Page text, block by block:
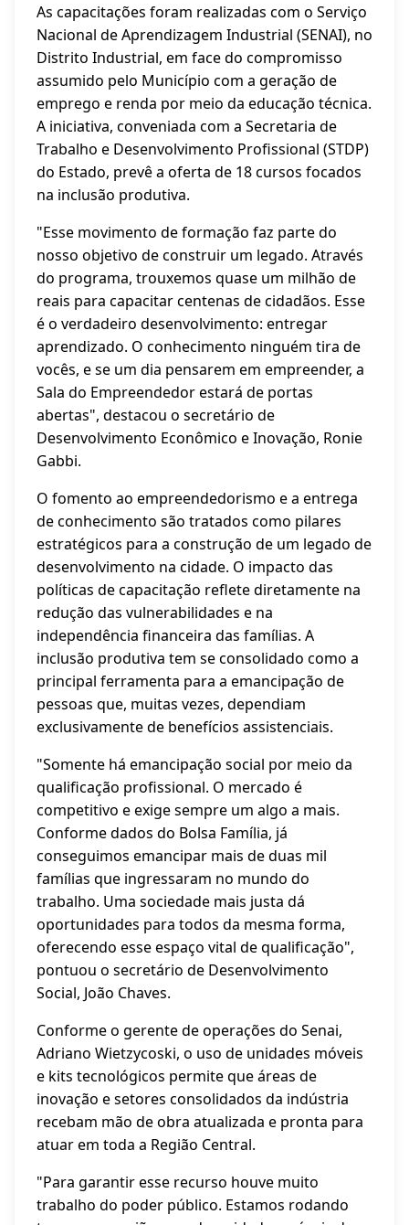
As capacitações foram realizadas com o Serviço
Nacional de Aprendizagem Industrial (SENAI), no
Distrito Industrial, em face do compromisso
assumido pelo Município com a geração de
emprego e renda por meio da educação técnica.
A iniciativa, conveniada com a Secretaria de
Trabalho e Desenvolvimento Profissional (STDP)
do Estado, prevê a oferta de 18 cursos focados
na inclusão produtiva.
"Esse movimento de formação faz parte do
nosso objetivo de construir um legado. Através
do programa, trouxemos quase um milhão de
reais para capacitar centenas de cidadãos. Esse
é o verdadeiro desenvolvimento: entregar
aprendizado. O conhecimento ninguém tira de
vocês, e se um dia pensarem em empreender, a
Sala do Empreendedor estará de portas
abertas", destacou o secretário de
Desenvolvimento Econômico e Inovação, Ronie
Gabbi.
O fomento ao empreendedorismo e a entrega
de conhecimento são tratados como pilares
estratégicos para a construção de um legado de
desenvolvimento na cidade. O impacto das
políticas de capacitação reflete diretamente na
redução das vulnerabilidades e na
independência financeira das famílias. A
inclusão produtiva tem se consolidado como a
principal ferramenta para a emancipação de
pessoas que, muitas vezes, dependiam
exclusivamente de benefícios assistenciais.
"Somente há emancipação social por meio da
qualificação profissional. O mercado é
competitivo e exige sempre um algo a mais.
Conforme dados do Bolsa Família, já
conseguimos emancipar mais de duas mil
famílias que ingressaram no mundo do
trabalho. Uma sociedade mais justa dá
oportunidades para todos da mesma forma,
oferecendo esse espaço vital de qualificação",
pontuou o secretário de Desenvolvimento
Social, João Chaves.
Conforme o gerente de operações do Senai,
Adriano Wietzycoski, o uso de unidades móveis
e kits tecnológicos permite que áreas de
inovação e setores consolidados da indústria
recebam mão de obra atualizada e pronta para
atuar em toda a Região Central.
"Para garantir esse recurso houve muito
trabalho do poder público. Estamos rodando